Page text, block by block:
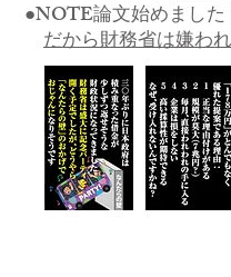
●NOTE論文始めました
だから財務省は嫌わ